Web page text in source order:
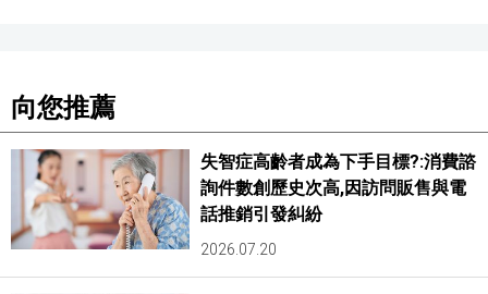
向您推薦
失智症高齡者成為下手目標?:消費諮
詢件數創歷史次高,因訪問販售與電
話推銷引發糾紛
2026.07.20